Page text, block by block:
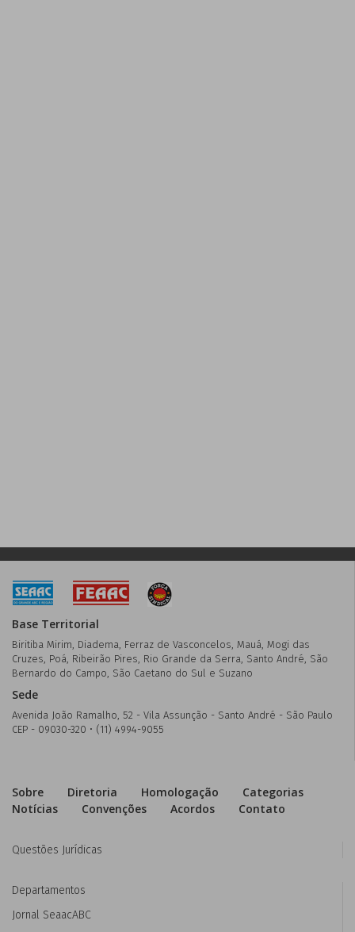
Base Territorial
Biritiba Mirim, Diadema, Ferraz de Vasconcelos, Mauá, Mogi das
Cruzes, Poá, Ribeirão Pires, Rio Grande da Serra, Santo André, São
Bernardo do Campo, São Caetano do Sul e Suzano
Sede
Avenida João Ramalho, 52 - Vila Assunção - Santo André - São Paulo
CEP - 09030-320 • (11) 4994-9055
Sobre Diretoria Homologação
Categorias
Notícias
Convenções Acordos Contato
Questões Jurídicas
Departamentos
Jornal SeaacABC